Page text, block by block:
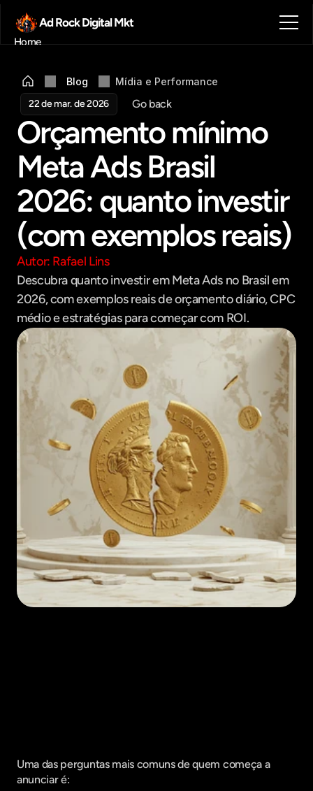
Ad Rock Digital Mkt
Home
Blog
Contato
Agendar reunião
Get in touch
Blog
Mídia e Performance
22 de mar. de 2026
Go back
Orçamento mínimo
Meta Ads Brasil
2026: quanto investir
(com exemplos reais)
Autor: Rafael Lins
Descubra quanto investir em Meta Ads no Brasil em
2026, com exemplos reais de orçamento diário, CPC
médio e estratégias para começar com ROI.
Uma das perguntas mais comuns de quem começa a
anunciar é: